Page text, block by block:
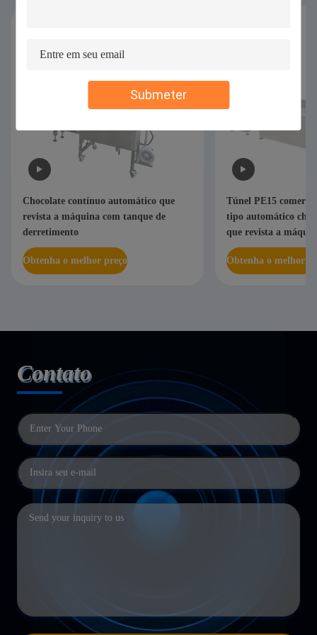
Submeter
Chocolate contínuo automático que
revista a máquina com tanque de
derretimento
Obtenha o melhor preço
Túnel PE15
tipo automático
que revista a
Obtenha o melhor
Contato